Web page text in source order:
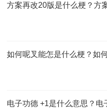
方案再改20版是什么梗？方
如何呢叉能怎是什么梗？如
电子功德 +1是什么意思？电